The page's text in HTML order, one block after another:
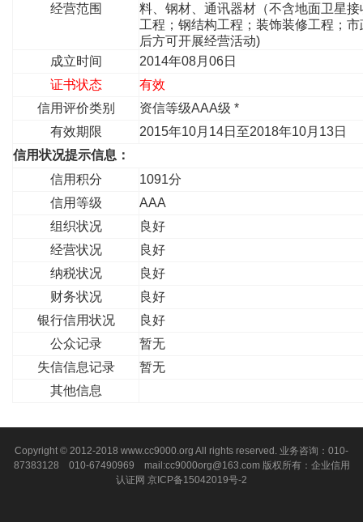
经营范围
料、钢材、通讯器材（不含地面卫星
工程；钢结构工程；装饰装修工程；
后方可开展经营活动)
成立时间
2014年08月06日
证书状态
有效
信用评价类别
资信等级AAA级 *
有效期限
2015年10月14日至2018年10月13日
信用状况提示信息：
信用积分
1091分
信用等级
AAA
组织状况
良好
经营状况
良好
纳税状况
良好
财务状况
良好
银行信用状况
良好
公众记录
暂无
失信信息记录
暂无
其他信息
Copyright © 2012-2018 www.cc9000.org All rights reserved. 业务咨询：010-
87383128 010-67490969 mail:cc9000org@163.com 版权所有：企业信用
认证网 京ICP备15042019号-2